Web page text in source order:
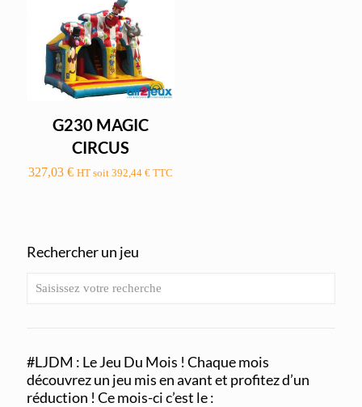
G230 MAGIC
CIRCUS
327,03€ HT soit392,44€ TTC
Rechercher un jeu
#LJDM : Le Jeu Du Mois ! Chaque mois
découvrez un jeu mis en avant et profitez d’un
réduction ! Ce mois-ci c’est le :